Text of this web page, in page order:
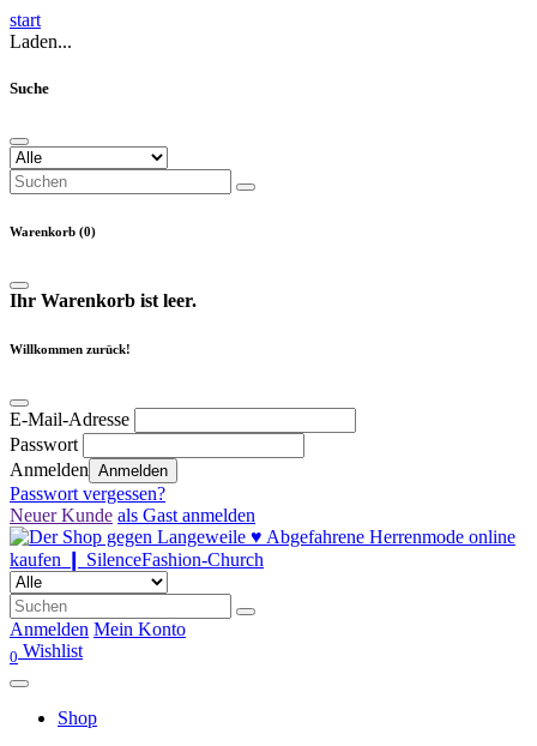
start
Laden...
Suche
Warenkorb (0)
Ihr Warenkorb ist leer.
Willkommen zurück!
E-Mail-Adresse
Passwort
Anmelden Anmelden
Passwort vergessen?
Neuer Kunde als Gast anmelden
Anmelden Mein Konto
0 Wishlist
Shop